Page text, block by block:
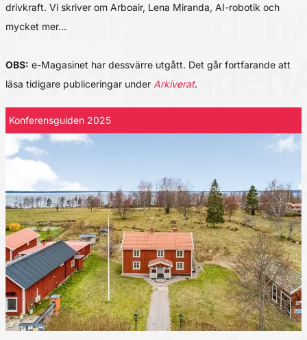
drivkraft. Vi skriver om Arboair, Lena Miranda, AI-robotik och
mycket mer…
OBS: e-Magasinet har dessvärre utgått. Det går fortfarande att
läsa tidigare publiceringar under Arkiverat.
Konferensguiden 2025